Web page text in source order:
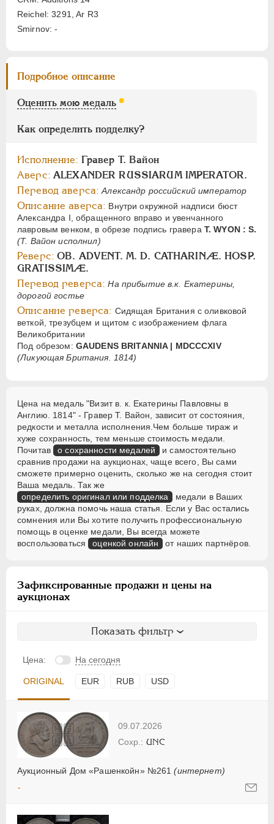
Reichel: 3291, Ar R3
Smirnov: -
Подробное описание
Оценить мою медаль
Как определить подделку?
Исполнение: Гравер Т. Вайон
Аверс: ALEXANDER RUSSIARUM IMPERATOR.
Перевод аверса: Александр российский император
Описание аверса: Внутри окружной надписи бюст
Александра I, обращенного вправо и увенчанного
лавровым венком, в обрезе подпись гравера Т. WYON : S.
(Т. Вайон исполнил)
Реверс: OB. ADVENT. М. D. CATHARINÆ. HOSP.
GRATISSIMÆ.
Перевод реверса: На прибытие в.к. Екатерины,
дорогой гостье
Описание реверса: Сидящая Британия с оливковой
веткой, трезубцем и щитом с изображением флага
Великобритании
Под обрезом: GAUDENS BRITANNIA | MDCCCXIV
(Ликующая Британия. 1814)
Цена на медаль "Визит в. к. Екатерины Павловны в
Англию. 1814" - Гравер Т. Вайон, зависит от состояния,
редкости и металла исполнения.Чем больше тираж и
хуже сохранность, тем меньше стоимость медали.
Почитав о сохранности медалей
и самостоятельно
сравнив продажи на аукционах, чаще всего, Вы сами
сможете примерно оценить, сколько же на сегодня стоит
Ваша медаль. Так же
определить оригинал или подделка
медали в Ваших
руках, должна помочь наша статья. Если у Вас остались
сомнения или Вы хотите получить профессиональную
помощь в оценке медали, Вы всегда можете
воспользоваться оценкой онлайн от наших партнёров.
Зафиксированные продажи и цены на
аукционах
Показать фильтр
Цена: На сегодня
ORIGINAL EUR RUB USD
09.07.2026
Аукционный Дом «Рашенкойн» №261(интернет)
UNC
-
Цифры
1 2
АЛЕКСАНДР II 1855-1881
АЛЕКСАНДР III 1881-1894
СЕРИИ МЕДАЛЕЙ 1600-1881